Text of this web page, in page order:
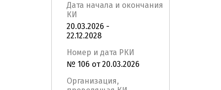
Дата начала и окончания
КИ
20.03.2026 -
22.12.2028
Номер и дата РКИ
№ 106 от 20.03.2026
Организация,